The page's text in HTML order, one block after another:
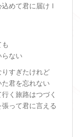
めて君に届け I
ない
すぎたけれど
君を忘れない
く旅路はつづく
って君に言える